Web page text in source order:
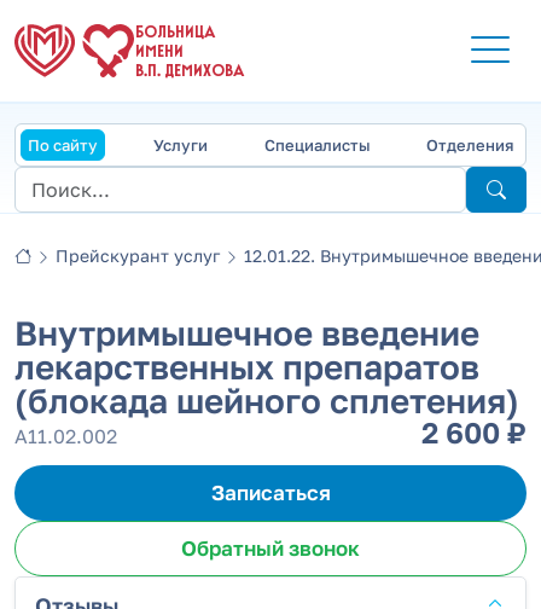
БОЛЬНИЦА
ИМЕНИ
В.П. ДЕМИХОВА
По сайту Услуги Специалисты Отделения
Прейскурант услуг 12.01.22. Внутримышечное
Внутримышечное введение
лекарственных препаратов
(блокада шейного сплетения)
А11.02.002 2 600 ₽
Записаться
Обратный звонок